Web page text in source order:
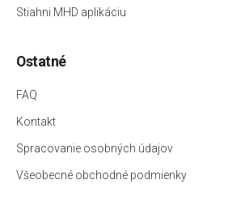
Stiahni MHD aplikáciu
Ostatné
FAQ
Kontakt
Spracovanie osobných údajov
Všeobecné obchodné podmienky